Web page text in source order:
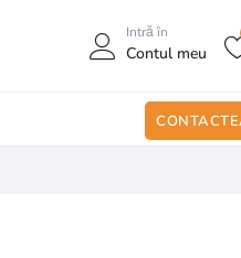
Intră în
Contul meu